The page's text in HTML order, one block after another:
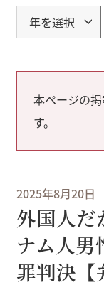
本ページの
す。
2025年8月20日
外国人だ
ナム人男
罪判決【